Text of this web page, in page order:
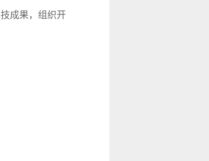
成果，组织开